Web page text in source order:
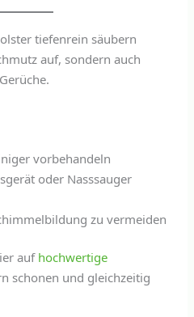
tiefenrein säubern
auf, sondern auch
vorbehandeln
oder Nasssauger
zu vermeiden
auf hochwertige
schonen und gleichzeitig